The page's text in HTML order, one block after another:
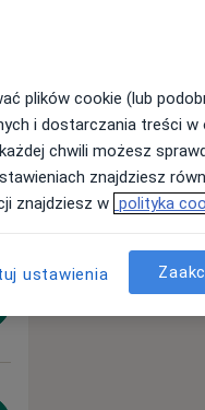
plików cookie (lub
i dostarczania treści w
chwili możesz
znajdziesz
znajdziesz w polityka
ustawienia